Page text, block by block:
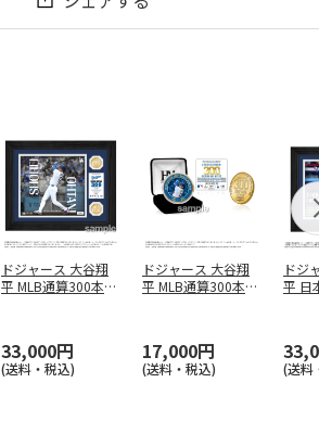
ドジャース 大谷翔
平 MLB通算300本塁
33,000円
(送料・税込)
ドジャース 大谷翔
平 MLB通算300本塁
17,000円
(送料・税込)
ドジ
平 日
合
(送料